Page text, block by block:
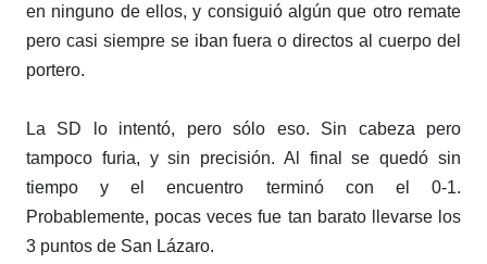
en ninguno de ellos, y consiguió algún que otro remate
pero casi siempre se iban fuera o directos al cuerpo del
portero.
La SD lo intentó, pero sólo eso. Sin cabeza pero
tampoco furia, y sin precisión. Al final se quedó sin
tiempo y el encuentro terminó con el 0-1.
Probablemente, pocas veces fue tan barato llevarse los
3 puntos de San Lázaro.